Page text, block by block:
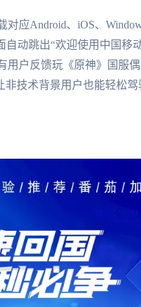
应Android、iOS、
动跳出“欢迎使用中国移
户反馈玩《原神》国服
技术背景用户也能轻松驾